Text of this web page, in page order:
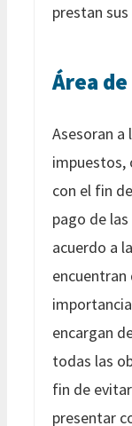
prestan
Área
Asesoran a
impuestos,
con el fin
pago de
acuerdo a
encargan
todas las
fin de
presentar